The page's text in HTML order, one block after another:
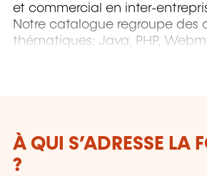
et commercial en inter-
Notre catalogue regroupe des
thématiques: Java, PHP,
Autocad, Photoshop,
À QUI S’ADRESSE LA
?